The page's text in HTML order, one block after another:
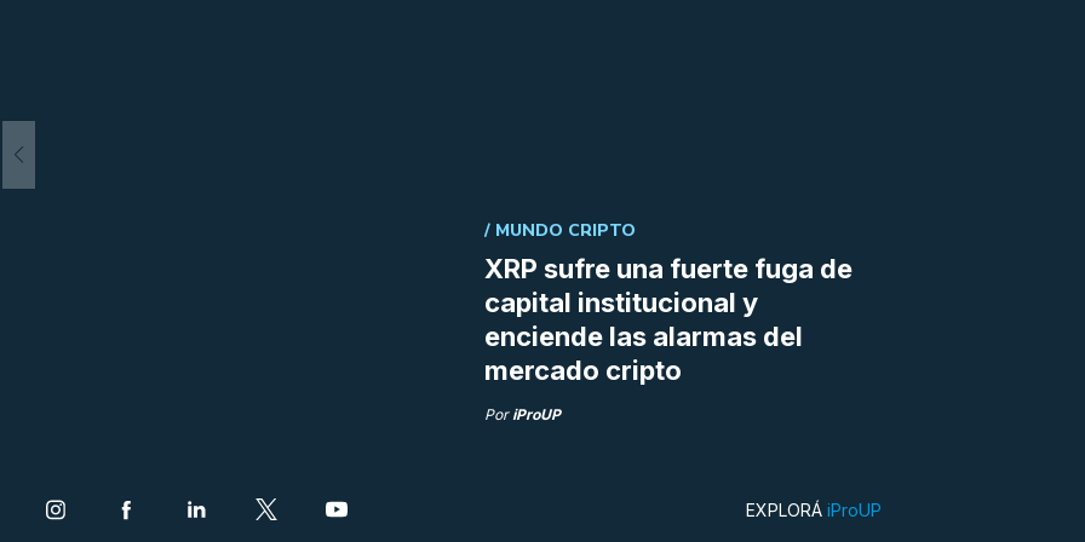
XRP sufre una fuerte fuga de
capital institucional y
enciende las alarmas del
mercado cripto
/ MUNDO CRIPTO
PoriProUP
EXPLORÁ iProUP